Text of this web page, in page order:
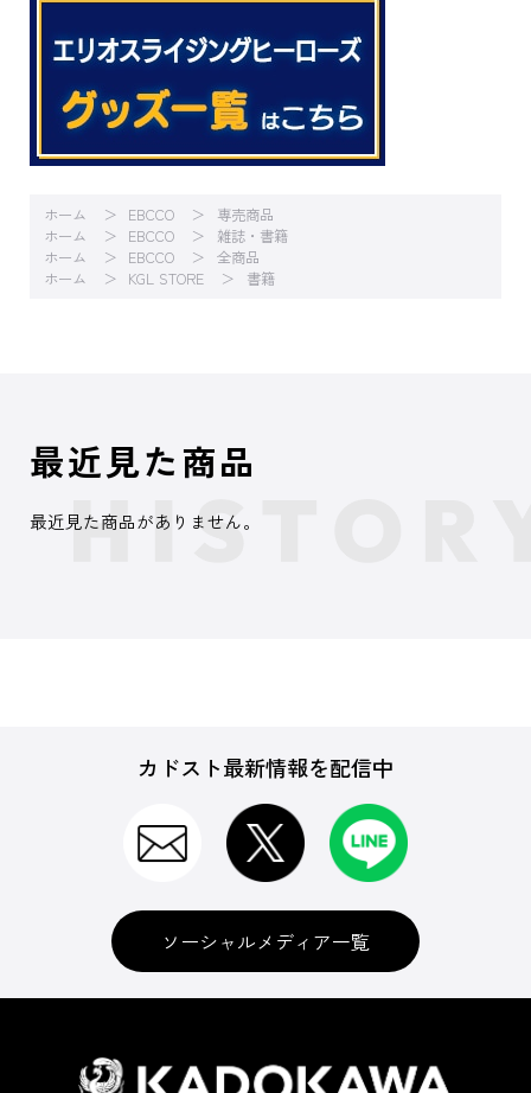
ホーム EBCCO
専売商品
ホーム
EBCCO
雑誌・書籍
ホーム
EBCCO
全商品
ホーム
KGL STORE 書籍
最近見た商品
最近見た商品がありません。
カドスト最新情報を配信中
ソーシャルメディア一覧